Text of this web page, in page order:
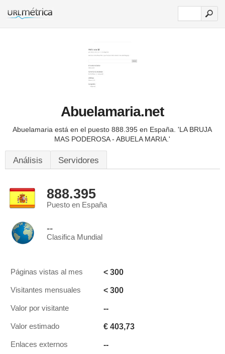
Abuelamaria.net
Abuelamaria está en el puesto 888.395 en España.'LA BRUJA
MAS PODEROSA - ABUELA MARIA.'
Análisis Servidores
888.395
Puesto en España
--
Clasifica Mundial
Páginas vistas al mes < 300
Visitantes mensuales < 300
Valor por visitante --
Valor estimado € 403,73
Enlaces externos --